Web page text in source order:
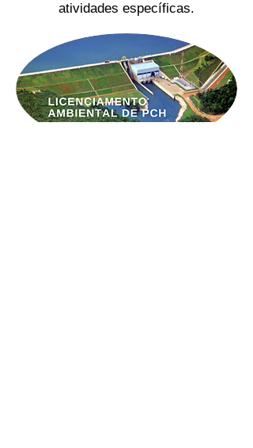
atividades específicas.